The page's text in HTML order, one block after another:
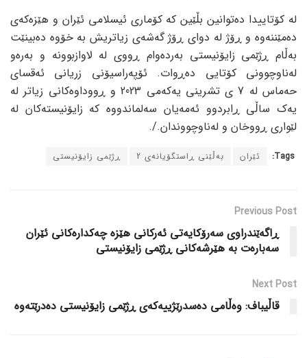
لە کۆتاییدا دەتوانین بڵێین کە کۆماری ئیسلامی ئێران و هێزەکەی
دەمێننەوە و ڕۆژ لە دوای ڕۆژ گەشەی زیاتریش بە خۆوە دەبینێت
بەڵام ڕژێمی زایۆنیستی بەردەوام ڕووی لە لاوازبوونە و بەرەو
لەناوچوونی کۆتایی دەڕوات. ئۆپەراسیۆنی زریانی ئەقسای
حەماس لە 7 ی تشرینی یەکەمی 2023 و ڕووداوەکانی زیاتر لە
یەک ساڵی ڕابردوو ئەمەیان سەلماندووە کە زایۆنیستەکان لە
لێواری ڕووخان و لەناوچووندان./.
Tags: ئێران بەڵێنی ڕاستگۆیانەی 2 ڕژێمی زایۆنیستی
Previous Post
ڕاگەێندراوی سەرۆکایەتی ئەرکانی هێزە چەکدارەکانی ئێران
سەبارەت بە هێرشەکانی ڕژێمی زایۆنیستی
Next Post
قاڵیباف: وەڵامی دەسدرێژییەکەی ڕژێمی زایۆنیستی دەدرێتەوە